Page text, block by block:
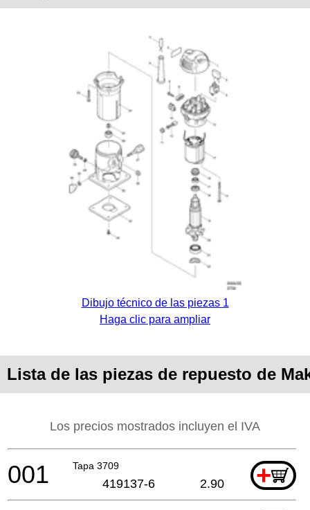
Dibujo técnico de las piezas 1
Haga clic para ampliar
Lista de las piezas de repuesto de
Los precios mostrados incluyen el IVA
Tapa 3709 +
001 419137-6 2.90